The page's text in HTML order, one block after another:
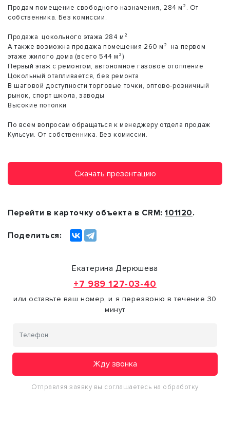
Продам помещение свободного назначения, 284 м². От
собственника. Без комиссии.
Продажа цокольного этажа 284 м²
А также возможна продажа помещения 260 м² на первом
этаже жилого дома (всего 544 м²)
Первый этаж с ремонтом, автономное газовое отопление
Цокольный отапливается, без ремонта
В шаговой доступности торговые точки, оптово-розничный
рынок, спорт школа, заводы
Высокие потолки
По всем вопросам обращаться к менеджеру отдела продаж
Кульсум. От собственника. Без комиссии.
Скачать презентацию
Перейти в карточку объекта в CRM:101120.
Поделиться:
Екатерина Дерюшева
+7 989 127-03-40
или оставьте ваш номер, и я перезвоню в течение 30
минут
Жду звонка
Отправляя заявку вы соглашаетесь на обработку